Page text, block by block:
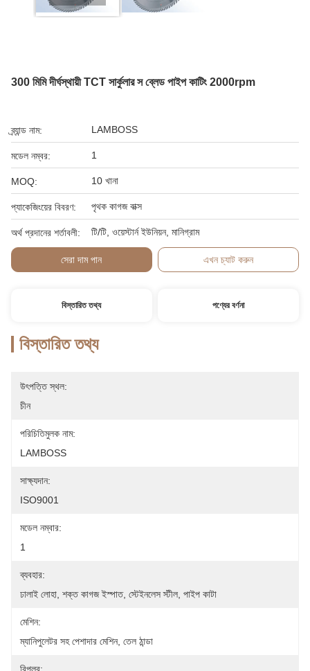
300 মিমি দীর্ঘস্থায়ী TCT সার্কুলার স ব্লেড পাইপ কাটিং 2000rpm
ব্র্যান্ড নাম: LAMBOSS
মডেল নম্বর: 1
MOQ: 10 খানা
প্যাকেজিংয়ের বিবরণ: পৃথক কাগজ বাক্স
অর্থ প্রদানের শর্তাবলী: টি/টি, ওয়েস্টার্ন ইউনিয়ন, মানিগ্রাম
সেরা দাম পান এখন চ্যাট করুন
বিস্তারিত তথ্য পণ্যের বর্ণনা
বিস্তারিত তথ্য
উৎপত্তি স্থল:
চীন
পরিচিতিমুলক নাম:
LAMBOSS
সাক্ষ্যদান:
ISO9001
মডেল নম্বার:
1
ব্যবহার:
ঢালাই লোহা, শক্ত কাগজ ইস্পাত, স্টেইনলেস স্টীল, পাইপ কাটা
মেশিন:
ম্যানিপুলেটর সহ পেশাদার মেশিন, তেল ঠান্ডা